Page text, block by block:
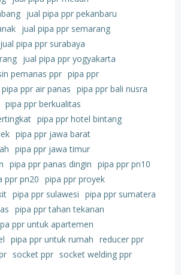
jual pipa ppr pekanbaru
jual pipa ppr semarang
jual pipa ppr surabaya
jual pipa ppr yogyakarta
pemanas ppr pipa ppr
pipa ppr air panas pipa ppr bali nusra
pipa ppr berkualitas
pipa ppr hotel bintang
pipa ppr jawa barat
pipa ppr jawa timur
pipa ppr panas dingin pipa ppr pn10
ppr pn20 pipa ppr proyek
pipa ppr sulawesi pipa ppr sumatera
pipa ppr tahan tekanan
ppr untuk apartemen
pipa ppr untuk rumah reducer ppr
socket ppr socket welding ppr